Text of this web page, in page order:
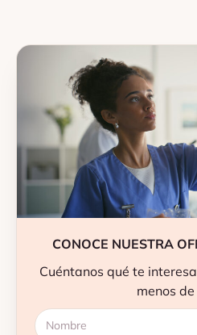
CONOCE NUESTRA
Cuéntanos qué te
menos